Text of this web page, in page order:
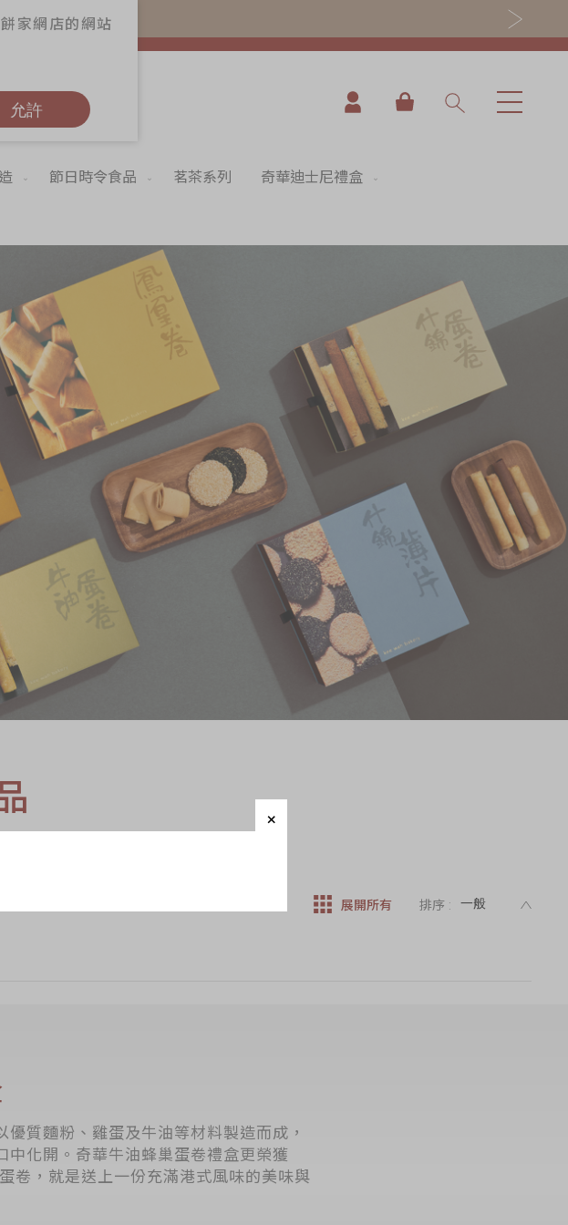
賺易賞錢($5=1分)
我的購物車
節日時令食品 茗茶系列 奇華迪士尼禮盒
展開所有 排序 :
質麵粉、雞蛋及牛油等材料製造而成，
化開。奇華牛油蜂巢蛋卷禮盒更榮獲
，就是送上一份充滿港式風味的美味與
家網店的網站
允許